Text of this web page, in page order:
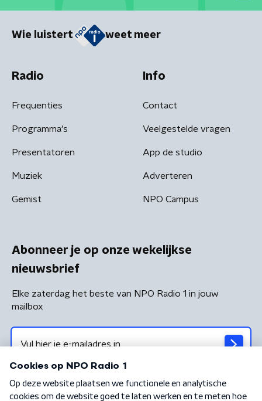
Wie luistert weet meer
Radio
Frequenties
Programma's
Presentatoren
Muziek
Gemist
Info
Contact
Veelgestelde vragen
App de studio
Adverteren
NPO Campus
Abonneer je op onze wekelijkse
nieuwsbrief
Elke zaterdag het beste van NPO Radio 1 in jouw
mailbox